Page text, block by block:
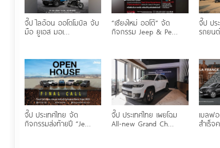
จี๊ป ไลอ้อน ออโตโมบิล จับ
มือ ยูเอส มอเ…
“เชียงใหม่ ออโต้” จัด
กิจกรรม Jeep & Pe…
จี๊ป ปร
รถยน
จี๊ป ประเทศไทย จัด
กิจกรรมส่งท้ายปี “Je…
จี๊ป ประเทศไทย เผยโฉม
All-new Grand Ch…
เบลฟ
สำเร็